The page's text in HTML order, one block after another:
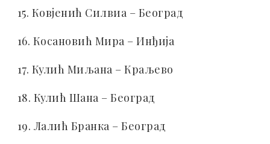
15. Ковјенић Силвиа – Београд
16. Косановић Мира – Инђија
17. Кулић Миљана – Краљево
18. Кулић Шана – Београд
19. Лалић Бранка – Београд